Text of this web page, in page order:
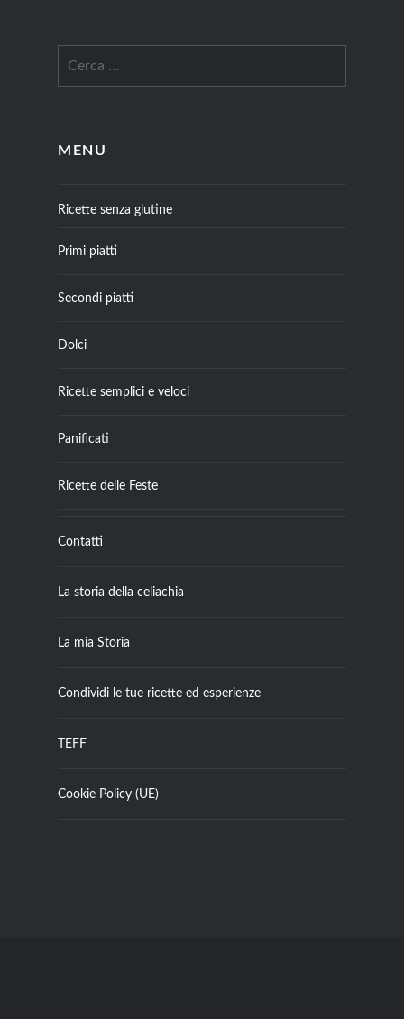
MENU
Ricette senza glutine
Primi piatti
Secondi piatti
Dolci
Ricette semplici e veloci
Panificati
Ricette delle Feste
Contatti
La storia della celiachia
La mia Storia
Condividi le tue ricette ed esperienze
TEFF
Cookie Policy (UE)